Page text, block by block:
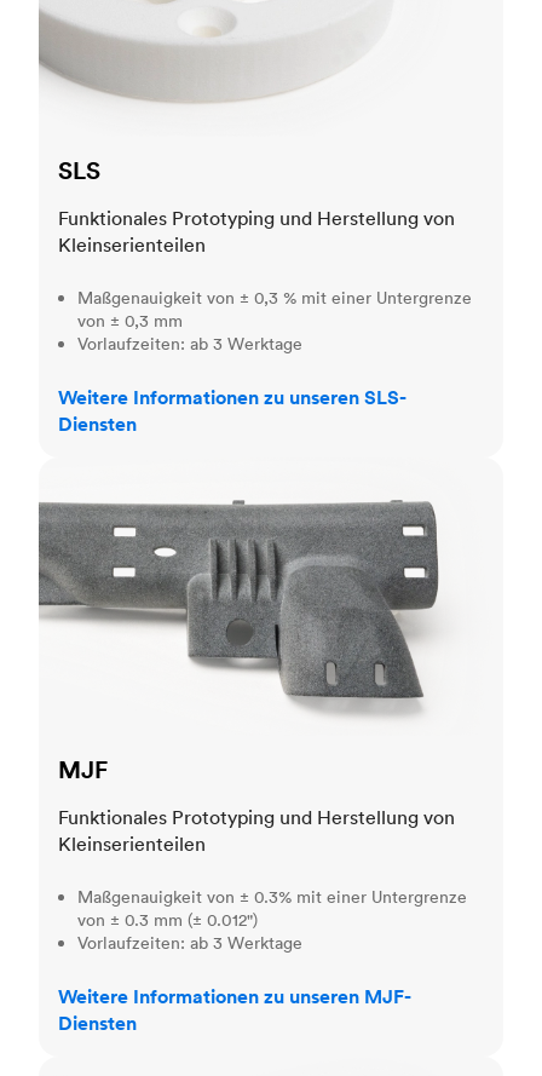
SLS
Funktionales Prototyping und Herstellung von
Kleinserienteilen
Maßgenauigkeit von ± 0,3 % mit einer Untergrenze
von ± 0,3 mm
Vorlaufzeiten: ab 3 Werktage
Weitere Informationen zu unseren SLS-
Diensten
MJF
Funktionales Prototyping und Herstellung von
Kleinserienteilen
Maßgenauigkeit von ± 0.3% mit einer Untergrenze
von ± 0.3 mm (± 0.012")
Vorlaufzeiten: ab 3 Werktage
Weitere Informationen zu unseren MJF-
Diensten